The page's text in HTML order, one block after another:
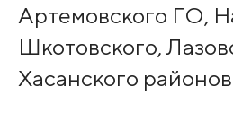
Артемовского ГО,
Шкотовского,
Хасанского